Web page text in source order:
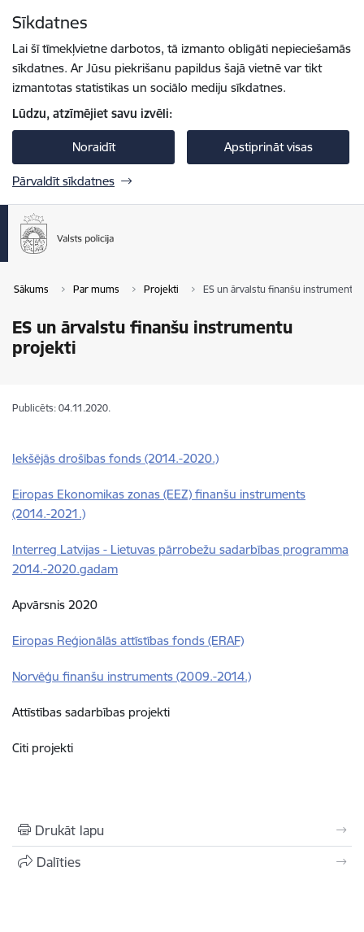
Sīkdatnes
Lai šī tīmekļvietne darbotos, tā izmanto obligāti nepieciešamās
sīkdatnes. Ar Jūsu piekrišanu papildus šajā vietnē var tikt
izmantotas statistikas un sociālo mediju sīkdatnes.
Lūdzu, atzīmējiet savu izvēli:
Noraidīt Apstiprināt visas
Pārvaldīt sīkdatnes
Sākums Par mums Projekti ES un ārvalstu finanšu instrumentu
ES un ārvalstu finanšu instrumentu
projekti
Publicēts: 04.11.2020.
Iekšējās drošības fonds (2014.-2020.)
Eiropas Ekonomikas zonas (EEZ) finanšu instruments
(2014.-2021.)
Interreg Latvijas - Lietuvas pārrobežu sadarbības programma
2014.-2020.gadam
Apvārsnis 2020
Eiropas Reģionālās attīstības fonds (ERAF)
Norvēģu finanšu instruments (2009.-2014.)
Attīstības sadarbības projekti
Citi projekti
Drukāt lapu
Dalīties